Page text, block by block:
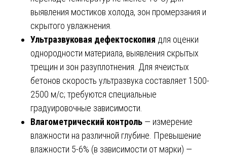
выявления мостиков холода, зон промерзания и
скрытого увлажнения.
Ультразвуковая дефектоскопия для оценки
однородности материала, выявления скрытых
трещин и зон разуплотнения. Для ячеистых
бетонов скорость ультразвука составляет 1500-
2500 м/с; требуются специальные
градуировочные зависимости.
Влагометрический контроль — измерение
влажности на различной глубине. Превышение
влажности 5-6% (в зависимости от марки) —